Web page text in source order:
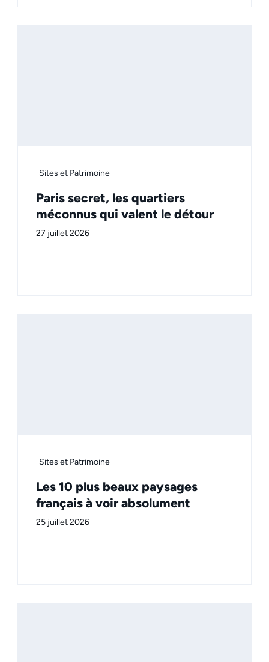
Sites et Patrimoine
Paris secret, les quartiers
méconnus qui valent le détour
27 juillet 2026
Sites et Patrimoine
Les 10 plus beaux paysages
français à voir absolument
25 juillet 2026